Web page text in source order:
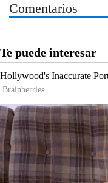
Comentarios